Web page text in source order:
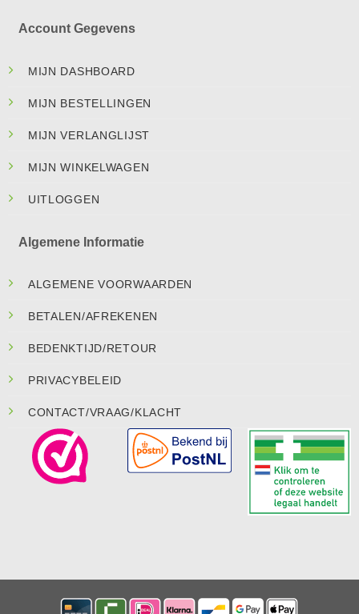
Account Gegevens
MIJN DASHBOARD
MIJN BESTELLINGEN
MIJN VERLANGLIJST
MIJN WINKELWAGEN
UITLOGGEN
Algemene Informatie
ALGEMENE VOORWAARDEN
BETALEN/AFREKENEN
BEDENKTIJD/RETOUR
PRIVACYBELEID
CONTACT/VRAAG/KLACHT